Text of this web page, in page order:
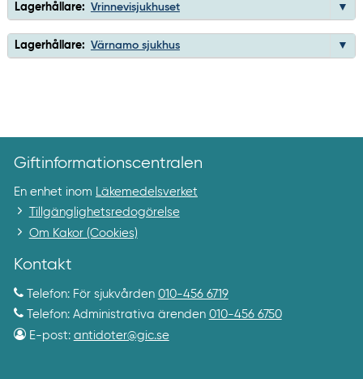
Lagerhållare: Vrinnevisjukhuset
Lagerhållare: Värnamo sjukhus
Giftinformationscentralen
En enhet inom
Läkemedelsverket
Tillgänglighetsredogörelse
Om Kakor (Cookies)
Kontakt
Telefon: För sjukvården 010-456 6719
Telefon: Administrativa ärenden 010-456 6750
E-post: antidoter@gic.se